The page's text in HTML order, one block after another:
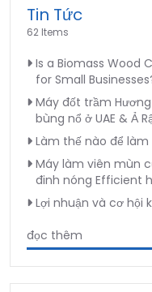
Tin Tức
62 Items
Is a Biomass Wood
for Small
Máy đốt trầm
bùng nổ ở UAE & Ả
Làm thế nào để làm
Máy làm viên mùn
đinh nóng Efficient
Lợi nhuận và cơ hội
đọc thêm